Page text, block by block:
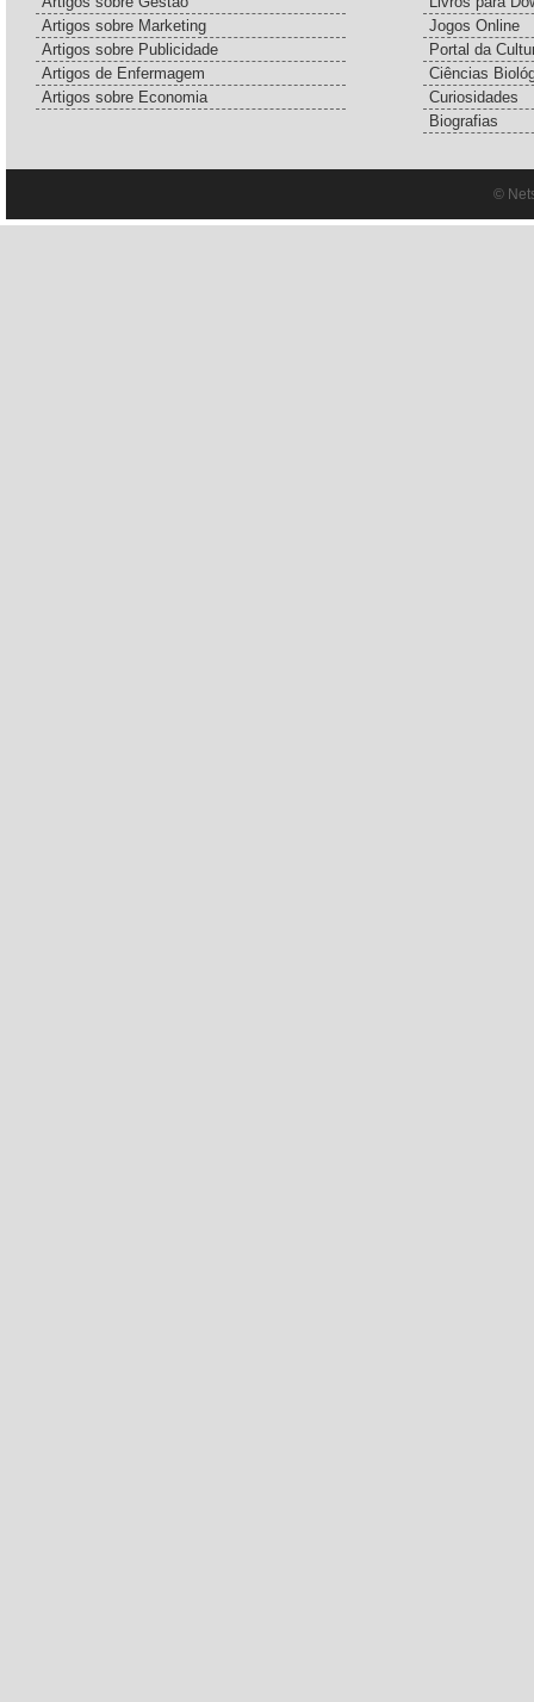
Artigos sobre Marketing
Artigos sobre Publicidade
Artigos de Enfermagem
Artigos sobre Economia
Jogos Online
Portal da
Ciências
Curiosidades
Biografias
©